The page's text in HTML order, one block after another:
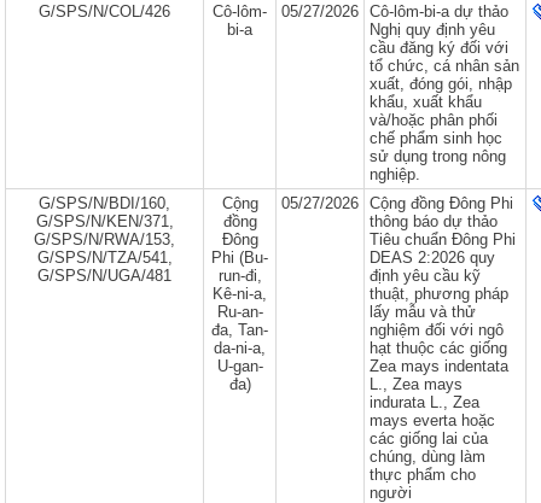
G/SPS/N/COL/426
Cô-lôm-
bi-a
05/27/2026
Cô-lôm-bi-a dự thảo
Nghị quy định yêu
cầu đăng ký đối với
tổ chức, cá nhân sản
xuất, đóng gói, nhập
khẩu, xuất khẩu
và/hoặc phân phối
chế phẩm sinh học
sử dụng trong nông
nghiệp.
G/SPS/N/BDI/160,
G/SPS/N/KEN/371,
G/SPS/N/RWA/153,
G/SPS/N/TZA/541,
G/SPS/N/UGA/481
Cộng
đồng
Đông
Phi (Bu-
run-đi,
Kê-ni-a,
Ru-an-
đa, Tan-
da-ni-a,
U-gan-
đa)
05/27/2026
Cộng đồng Đông Phi
thông báo dự thảo
Tiêu chuẩn Đông Phi
DEAS 2:2026 quy
định yêu cầu kỹ
thuật, phương pháp
lấy mẫu và thử
nghiệm đối với ngô
hạt thuộc các giống
Zea mays indentata
L., Zea mays
indurata L., Zea
mays everta hoặc
các giống lai của
chúng, dùng làm
thực phẩm cho
người